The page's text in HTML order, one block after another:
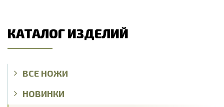
КАТАЛОГ ИЗДЕЛИЙ
ВСЕ НОЖИ
НОВИНКИ